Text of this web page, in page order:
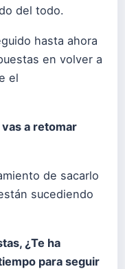
del todo.
hasta ahora
en volver a
el
a retomar
de sacarlo
sucediendo
¿Te ha
para seguir